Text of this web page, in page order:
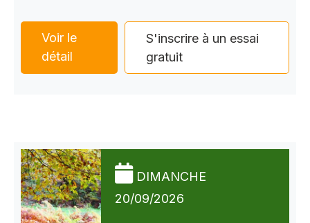
Voir le
détail
S'inscrire à un essai
gratuit
DIMANCHE
20/09/2026